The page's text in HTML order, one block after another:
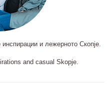
инспирации и лежерното Скопје.
and casual Skopje.